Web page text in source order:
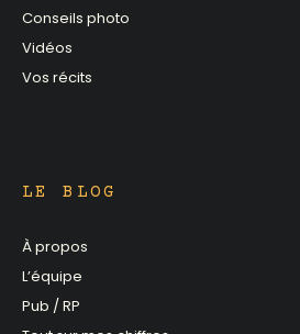
Conseils photo
Vidéos
Vos récits
LE BLOG
À propos
L’équipe
Pub / RP